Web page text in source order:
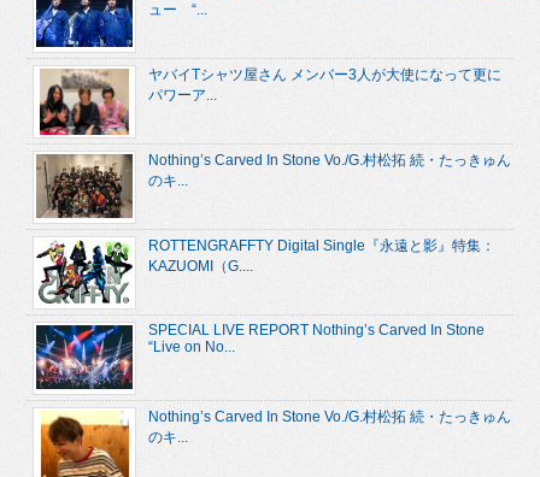
ュー “...
ヤバイTシャツ屋さん メンバー3人が大使になって更に
パワーア...
Nothing’s Carved In Stone Vo./G.村松拓 続・たっきゅん
のキ...
ROTTENGRAFFTY Digital Single『永遠と影』特集：
KAZUOMI（G....
SPECIAL LIVE REPORT Nothing’s Carved In Stone
“Live on No...
Nothing’s Carved In Stone Vo./G.村松拓 続・たっきゅん
のキ...